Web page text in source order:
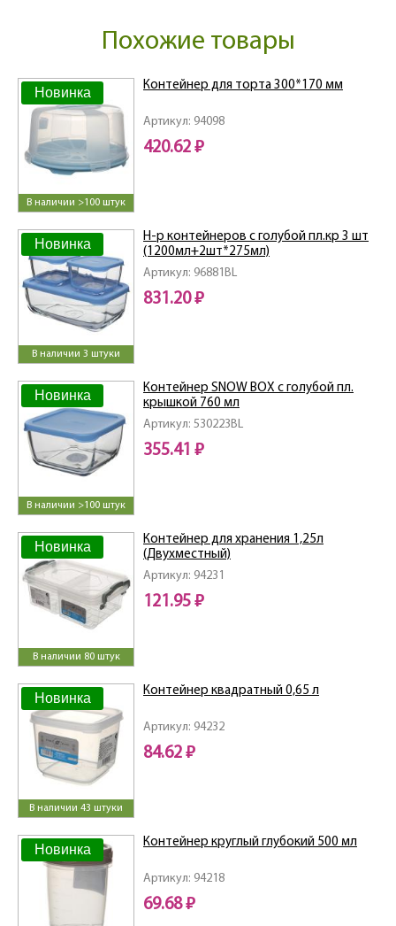
Похожие товары
Новинка
В наличии >100 штук
Артикул: 94098
Контейнер для торта 300*170 мм
420.62 ₽
Новинка
В наличии 3 штуки
Артикул: 96881BL
Н-р контейнеров с голубой пл.кр 3 шт
(1200мл+2шт*275мл)
831.20 ₽
Новинка
В наличии >100 штук
Артикул: 530223BL
Контейнер SNOW BOX с голубой пл.
крышкой 760 мл
355.41 ₽
Новинка
В наличии 80 штук
Артикул: 94231
Контейнер для хранения 1,25л
(Двухместный)
121.95 ₽
Новинка
В наличии 43 штуки
Артикул: 94232
Контейнер квадратный 0,65 л
84.62 ₽
Новинка
Артикул: 94218
Контейнер круглый глубокий 500 мл
69.68 ₽